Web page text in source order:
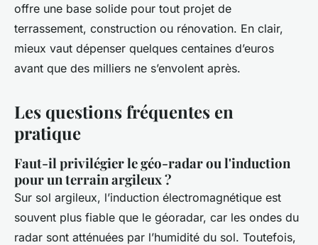
offre une base solide pour tout projet de
terrassement, construction ou rénovation. En clair,
mieux vaut dépenser quelques centaines d’euros
avant que des milliers ne s’envolent après.
Les questions fréquentes en
pratique
Faut-il privilégier le géo-radar ou l'induction
pour un terrain argileux ?
Sur sol argileux, l’induction électromagnétique est
souvent plus fiable que le géoradar, car les ondes du
radar sont atténuées par l’humidité du sol. Toutefois,